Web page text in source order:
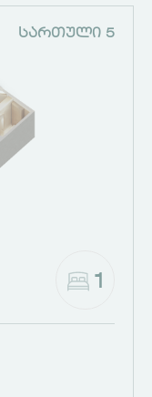
ᲡᲐᲠᲗᲣᲚᲘ 5
1